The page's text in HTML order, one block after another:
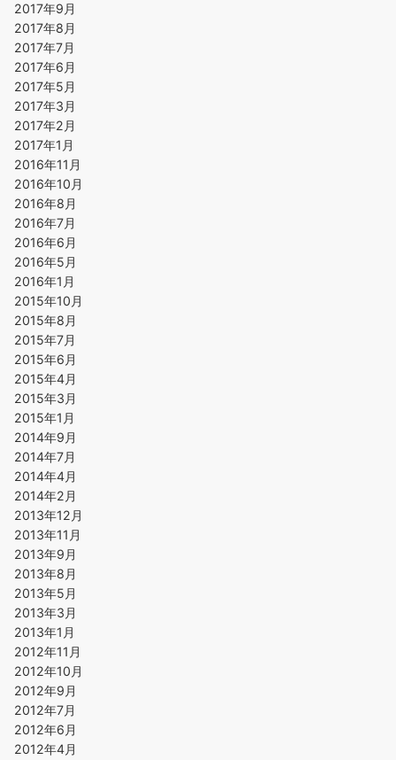
2017年9月
2017年8月
2017年7月
2017年6月
2017年5月
2017年3月
2017年2月
2017年1月
2016年11月
2016年10月
2016年8月
2016年7月
2016年6月
2016年5月
2016年1月
2015年10月
2015年8月
2015年7月
2015年6月
2015年4月
2015年3月
2015年1月
2014年9月
2014年7月
2014年4月
2014年2月
2013年12月
2013年11月
2013年9月
2013年8月
2013年5月
2013年3月
2013年1月
2012年11月
2012年10月
2012年9月
2012年7月
2012年6月
2012年4月